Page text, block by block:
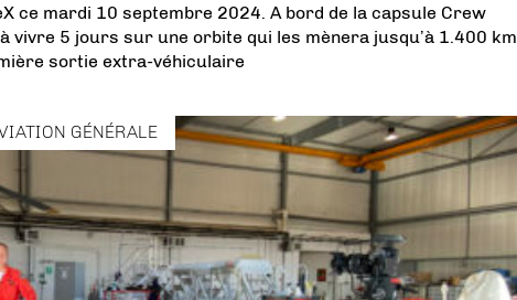
ce mardi 10 septembre 2024. A bord de la capsule Crew
vivre 5 jours sur une orbite qui les mènera jusqu’à 1.400 km
sortie extra-véhiculaire
GÉNÉRALE